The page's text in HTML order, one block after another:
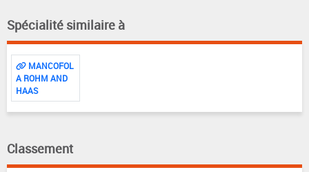
Spécialité similaire à
MANCOFOL
A ROHM AND
HAAS
Classement